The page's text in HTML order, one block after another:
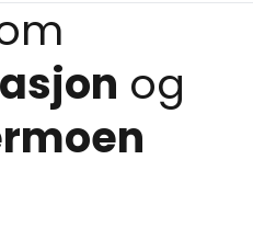
og